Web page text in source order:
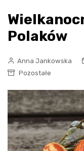
Polaków
Anna Jankowska
Pozostałe